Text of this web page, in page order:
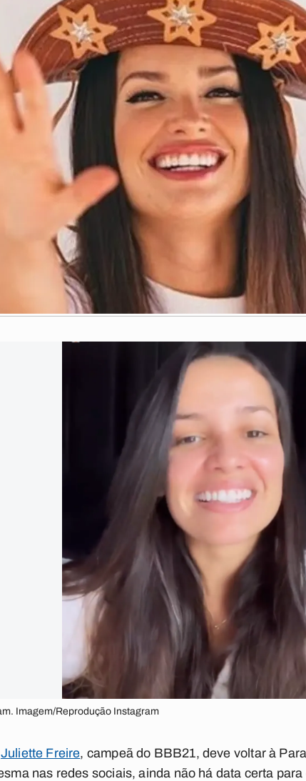
Imagem/Reprodução Instagram
Juliette Freire, campeã do BBB21, deve voltar à
nas redes sociais, ainda não há data certa para